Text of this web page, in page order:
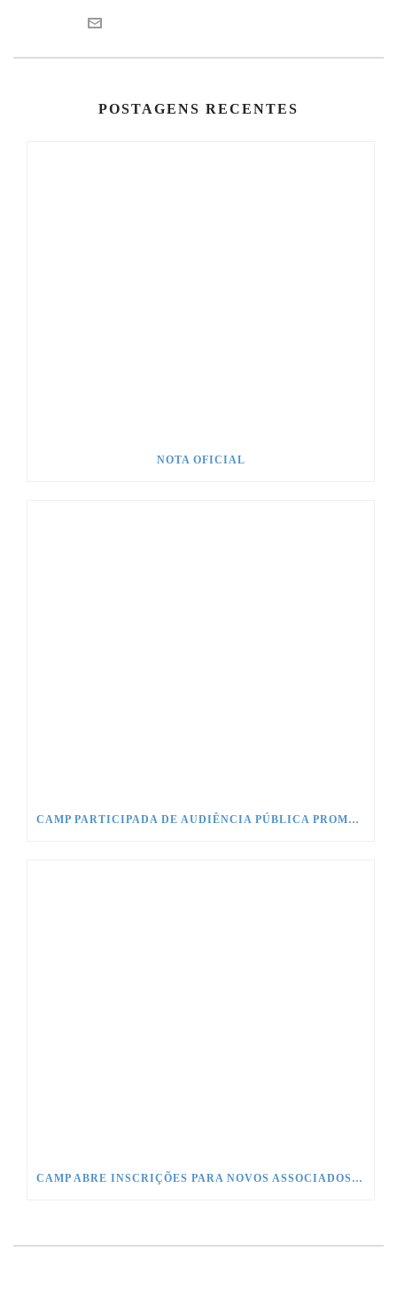
POSTAGENS RECENTES
NOTA OFICIAL
CAMP PARTICIPADA DE AUDIÊNCIA PÚBLICA PROMOVIDA PELO CONSELHO DE COMUNICAÇÃO SOCIAL NO CONGRESSO
CAMP ABRE INSCRIÇÕES PARA NOVOS ASSOCIADOS EM TODO O BRASIL